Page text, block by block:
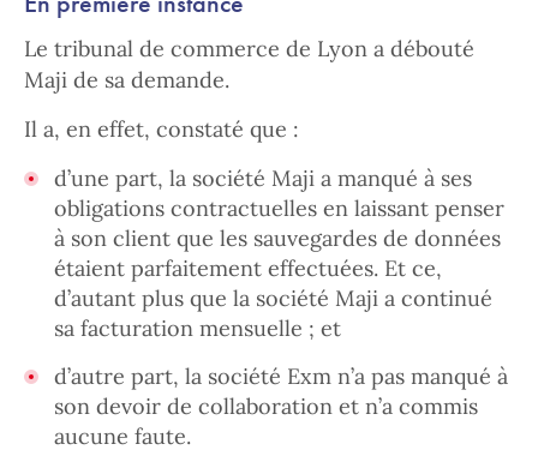
Le tribunal de commerce de Lyon a débouté
Maji de sa demande.
Il a, en effet, constaté que :
d’une part, la société Maji a manqué à ses
obligations contractuelles en laissant penser
à son client que les sauvegardes de données
étaient parfaitement effectuées. Et ce,
d’autant plus que la société Maji a continué
sa facturation mensuelle ; et
d’autre part, la société Exm n’a pas manqué à
son devoir de collaboration et n’a commis
aucune faute.